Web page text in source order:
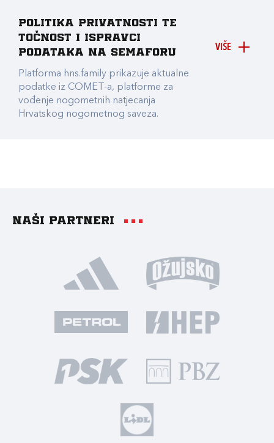
VIŠE
Politika privatnosti te
točnost i ispravci
podataka na Semaforu
Platforma hns.family prikazuje aktualne
podatke iz COMET-a, platforme za
vođenje nogometnih natjecanja
Hrvatskog nogometnog saveza.
Naši partneri